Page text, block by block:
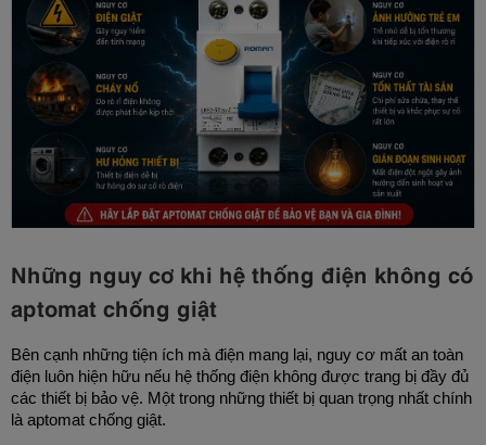
Những nguy cơ khi hệ thống điện không có
aptomat chống giật
Bên cạnh những tiện ích mà điện mang lại, nguy cơ mất an toàn
điện luôn hiện hữu nếu hệ thống điện không được trang bị đầy đủ
các thiết bị bảo vệ. Một trong những thiết bị quan trọng nhất chính
là aptomat chống giật.